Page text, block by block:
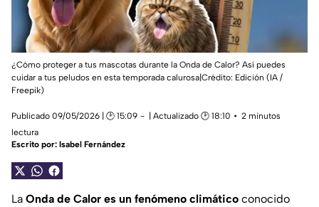
¿Cómo proteger a tus mascotas durante la Onda de Calor? Así puedes
cuidar a tus peludos en esta temporada calurosa|Crédito: Edición (IA /
Freepik)
Publicado 09/05/2026 | 🕑 15:09 | Actualizado 🕑 18:10
2 minutos
lectura
Escrito por: Isabel Fernández
La Onda de Calor es un fenómeno climático conocido